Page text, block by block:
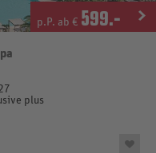
p.P. ab € 599.-
plus